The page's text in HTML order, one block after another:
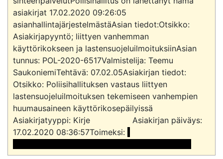
asiakirjat 17.02.2020 09:26:05
asianhallintajärjestelmästäAsian tiedot:Otsikko:
Asiakirjapyyntö; liittyen vanhemman
käyttörikokseen ja lastensuojeluilmoituksiinAsian
tunnus: POL-2020-6517Valmistelija: Teemu
SaukoniemiTehtävä: 07.02.05Asiakirjan tiedot:
Otsikko: Poliisihallituksen vastaus liittyen
lastensuojeluilmoituksen tekemiseen vanhempien
huumausaineen käyttörikosepäilyissä
Asiakirjatyyppi: Kirje			Asiakirjan päiväys: